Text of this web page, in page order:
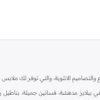
والتصاميم الانثوية، والتي توفر لك
مدهشة، فساتين جميلة،